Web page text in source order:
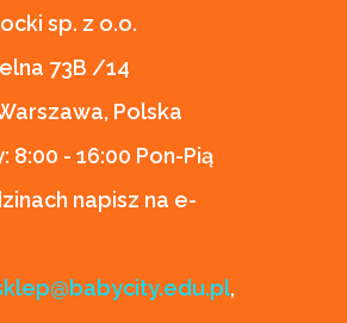
sp. z o.o.
73B /14
Polska
8:00 - 16:00 Pon-Pią
napisz na e-
,